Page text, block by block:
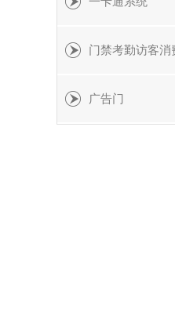
门禁考勤访客消
广告门